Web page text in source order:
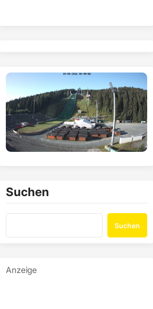
Suchen
Suchen
Anzeige